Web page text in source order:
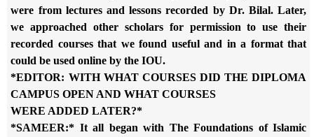
were from lectures and lessons recorded by Dr. Bilal. Later,
we approached other scholars for permission to use their
recorded courses that we found useful and in a format that
could be used online by the IOU.
*EDITOR: WITH WHAT COURSES DID THE DIPLOMA
CAMPUS OPEN AND WHAT COURSES
WERE ADDED LATER?*
*SAMEER:* It all began with The Foundations of Islamic